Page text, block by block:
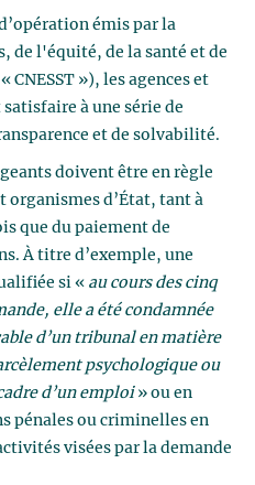
émis par la
de l'équité, de la santé et de
»), les agences et
à une série de
et de solvabilité.
doivent être en règle
organismes d’État, tant à
que du paiement de
À titre d’exemple, une
si « au cours des cinq
elle a été condamnée
d’un tribunal en matière
psychologique ou
d’un emploi» ou en
pénales ou criminelles en
visées par la demande